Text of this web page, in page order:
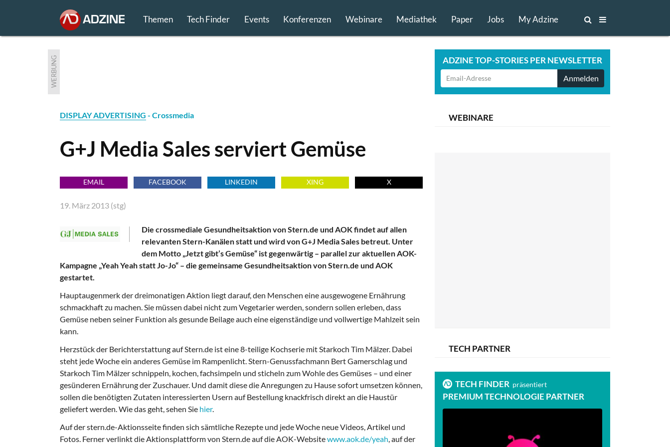
Themen Tech Finder Events Konferenzen Webinare Mediathek Paper Jobs My Adzine
WERBUNG ADZINE TOP-STORIES PER NEWSLETTER
Anmelden
DISPLAY ADVERTISING - Crossmedia
G+J Media Sales serviert Gemüse
EMAIL FACEBOOK LINKEDIN XING X
19. März 2013 (stg)
Die crossmediale Gesundheitsaktion von Stern.de und AOK findet auf allen
relevanten Stern-Kanälen statt und wird von G+J Media Sales betreut. Unter
dem Motto „Jetzt gibt’s Gemüse“ ist gegenwärtig – parallel zur aktuellen AOK-
Kampagne „Yeah Yeah statt Jo-Jo“ – die gemeinsame Gesundheitsaktion von Stern.de und AOK
gestartet.
Hauptaugenmerk der dreimonatigen Aktion liegt darauf, den Menschen eine ausgewogene Ernährung
schmackhaft zu machen. Sie müssen dabei nicht zum Vegetarier werden, sondern sollen erleben, dass
Gemüse neben seiner Funktion als gesunde Beilage auch eine eigenständige und vollwertige Mahlzeit sein
kann.
Herzstück der Berichterstattung auf Stern.de ist eine 8-teilige Kochserie mit Starkoch Tim Mälzer. Dabei
steht jede Woche ein anderes Gemüse im Rampenlicht. Stern-Genussfachmann Bert Gamerschlag und
Starkoch Tim Mälzer schnippeln, kochen, fachsimpeln und sticheln zum Wohle des Gemüses – und einer
gesünderen Ernährung der Zuschauer. Und damit diese die Anregungen zu Hause sofort umsetzen können,
sollen die benötigten Zutaten interessierten Usern auf Bestellung knackfrisch direkt an die Haustür
geliefert werden. Wie das geht, sehen Sie hier.
Auf der stern.de-Aktionsseite finden sich sämtliche Rezepte und jede Woche neue Videos, Artikel und
Fotos. Ferner verlinkt die Aktionsplattform von Stern.de auf die AOK-Websitewww.aok.de/yeah, auf der
WEBINARE
TECH PARTNER
TECH FINDER präsentiert
PREMIUM TECHNOLOGIE PARTNER